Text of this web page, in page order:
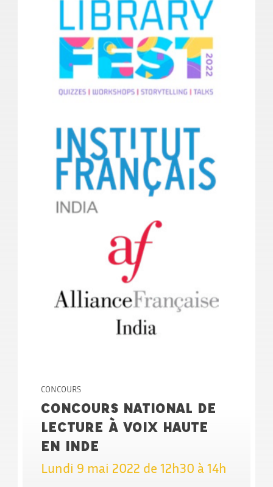
CONCOURS
CONCOURS NATIONAL DE
LECTURE À VOIX HAUTE
EN INDE
Lundi 9 mai 2022 de 12h30 à 14h